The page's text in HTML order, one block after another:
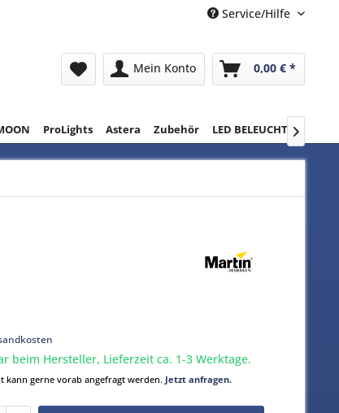
Service/Hilfe
Mein Konto 0,00 € *
ProLights Astera Zubehör LED BELEUCHTUNG

beim Hersteller, Lieferzeit ca. 1-3 Werktage.
kann gerne vorab angefragt werden. Jetzt anfragen.